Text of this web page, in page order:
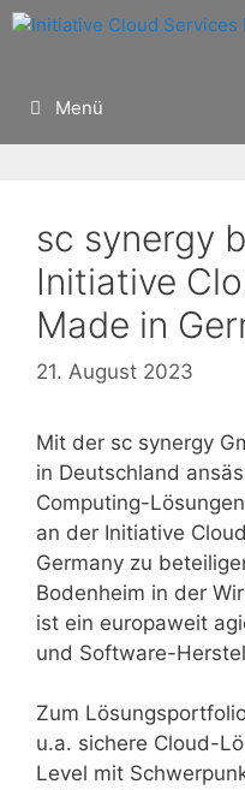
Zum
Menü
sc synergy
Initiative
Made in
21. August 2023
Mit der sc synergy
in Deutschland
Computing-
an der Initiative
Germany zu
Bodenheim in der
ist ein europaweit
und Software-
Zum
u.a. sichere Cloud-
Level mit